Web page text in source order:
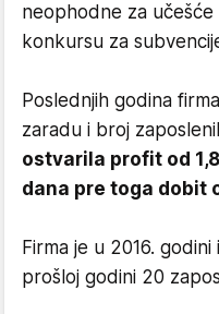
neophodne za
konkursu za
Poslednjih godina
zaradu i broj
ostvarila profit od
dana pre toga dobit
Firma je u 2016.
prošloj godini 20